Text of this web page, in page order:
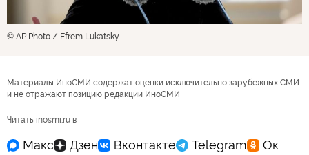
© AP Photo / Efrem Lukatsky
Материалы ИноСМИ содержат оценки исключительно зарубежных СМИ
и не отражают позицию редакции ИноСМИ
Читать inosmi.ru в